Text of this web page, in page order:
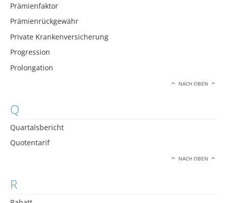
Prämienfaktor
Prämienrückgewähr
Private Krankenversicherung
Progression
Prolongation
NACH OBEN
Q
Quartalsbericht
Quotentarif
NACH OBEN
R